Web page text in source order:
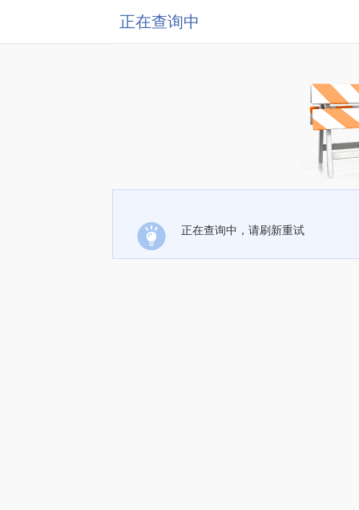
正在查询中
正在查询中，请刷新重试